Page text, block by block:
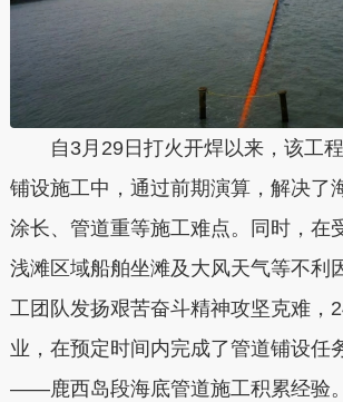
自3月29日打火开焊以来，该工
铺设施工中，通过前期演算，解决了
涂长、管道重等施工难点。同时，在
浅滩区域船舶坐滩及大风天气等不利
工团队发扬艰苦奋斗精神攻坚克难，
业，在预定时间内完成了管道铺设任
——鹿西岛段海底管道施工积累经验